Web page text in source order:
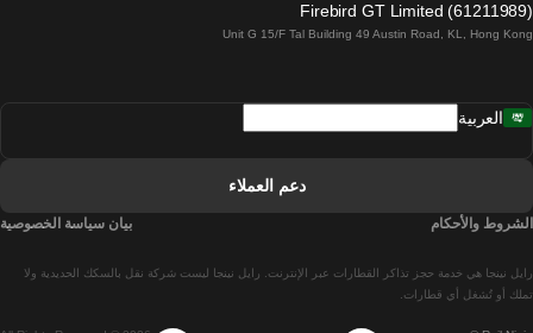
قطارات من لشبونة إلى مدريد
Firebird GT Limited (61211989)
Unit G 15/F Tal Building 49 Austin Road, KL, Hong Kong
رايل نينجا هي خدمة حجز تذاكر القطارات عبر الإنترنت. رايل نينجا ليست شركة نقل بالسكك الحديدية ولا
تملك أو تُشغل أي قطارات.
العربية
دعم العملاء
الشروط والأحكام بيان سياسة الخصوصية